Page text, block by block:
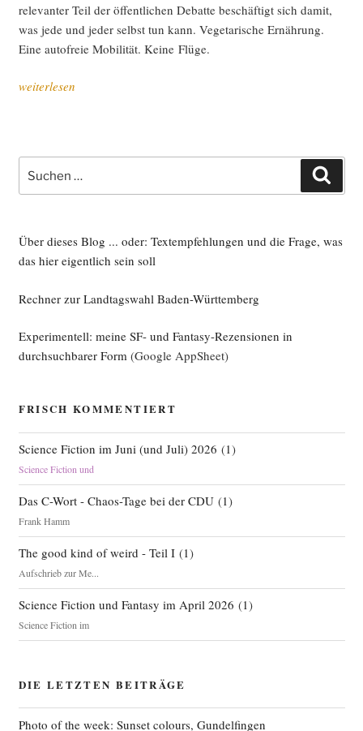
rele­van­ter Teil der öffent­li­chen Debat­te beschäf­tigt sich damit,
was jede und jeder selbst tun kann. Vege­ta­ri­sche Ernäh­rung.
Eine auto­freie Mobi­li­tät. Kei­ne Flüge.
„Nicht
Kli­
ma­
kann
nur
tisch
wer­
den“
weiterlesen
nach:
Über dieses Blog ... oder: Textempfehlungen und die Frage, was
das hier eigentlich sein soll
Rechner zur Landtagswahl Baden-Württemberg
Experimentell: meine SF- und Fantasy-Rezensionen in
durchsuchbarer Form(Google AppSheet)
FRISCH KOMMENTIERT
Science Fiction im Juni (und Juli) 2026 (1)
Science Fiction und
Das C-Wort - Chaos-Tage bei der CDU(1)
Frank Hamm
The good kind of weird - Teil I(1)
Aufschrieb zur Me...
Science Fiction und Fantasy im April 2026 (1)
Science Fiction im
DIE LETZTEN BEITRÄGE
Photo of the week: Sunset colours, Gundelfingen